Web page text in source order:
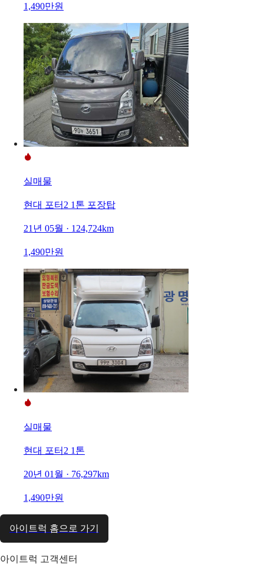
1,490만원
실매물
현대 포터2 1톤 포장탑
21년 05월 · 124,724km
1,490만원
실매물
현대 포터2 1톤
20년 01월 · 76,297km
1,490만원
아이트럭 홈으로 가기
아이트럭 고객센터